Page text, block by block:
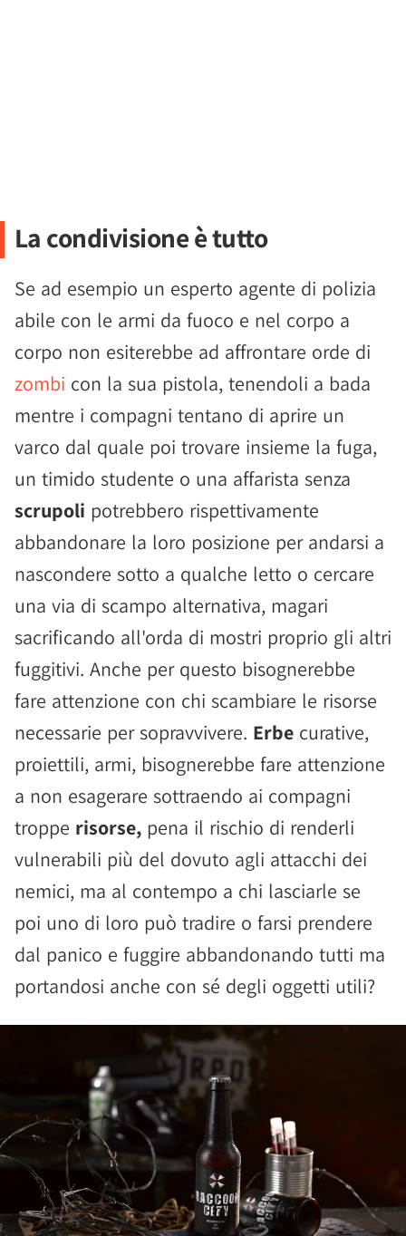
La condivisione è tutto
Se ad esempio un esperto agente di polizia
abile con le armi da fuoco e nel corpo a
corpo non esiterebbe ad affrontare orde di
zombi con la sua pistola, tenendoli a bada
mentre i compagni tentano di aprire un
varco dal quale poi trovare insieme la fuga,
un timido studente o una affarista senza
scrupoli potrebbero rispettivamente
abbandonare la loro posizione per andarsi a
nascondere sotto a qualche letto o cercare
una via di scampo alternativa, magari
sacrificando all'orda di mostri proprio gli altri
fuggitivi. Anche per questo bisognerebbe
fare attenzione con chi scambiare le risorse
necessarie per sopravvivere. Erbe curative,
proiettili, armi, bisognerebbe fare attenzione
a non esagerare sottraendo ai compagni
troppe risorse, pena il rischio di renderli
vulnerabili più del dovuto agli attacchi dei
nemici, ma al contempo a chi lasciarle se
poi uno di loro può tradire o farsi prendere
dal panico e fuggire abbandonando tutti ma
portandosi anche con sé degli oggetti utili?